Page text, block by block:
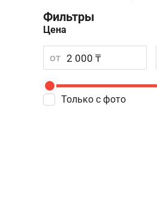
Фильтры
Цена
от
Только с фото